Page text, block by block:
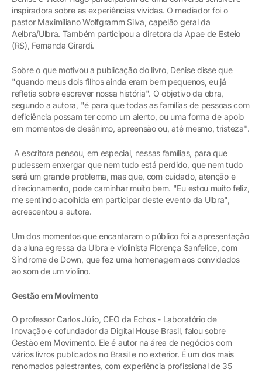
inspiradora sobre as experiências vividas. O mediador foi o
pastor Maximiliano Wolfgramm Silva, capelão geral da
Aelbra/Ulbra. Também participou a diretora da Apae de Esteio
(RS), Fernanda Girardi.
Sobre o que motivou a publicação do livro, Denise disse que
"quando meus dois filhos ainda eram bem pequenos, eu já
refletia sobre escrever nossa história". O objetivo da obra,
segundo a autora, "é para que todas as famílias de pessoas com
deficiência possam ter como um alento, ou uma forma de apoio
em momentos de desânimo, apreensão ou, até mesmo, tristeza''.
A escritora pensou, em especial, nessas famílias, para que
pudessem enxergar que nem tudo está perdido, que nem tudo
será um grande problema, mas que, com cuidado, atenção e
direcionamento, pode caminhar muito bem. "Eu estou muito feliz,
me sentindo acolhida em participar deste evento da Ulbra",
acrescentou a autora.
Um dos momentos que encantaram o público foi a apresentação
da aluna egressa da Ulbra e violinista Florença Sanfelice, com
Síndrome de Down, que fez uma homenagem aos convidados
ao som de um violino.
Gestão em Movimento
O professor Carlos Júlio, CEO da Echos - Laboratório de
Inovação e cofundador da Digital House Brasil, falou sobre
Gestão em Movimento. Ele é autor na área de negócios com
vários livros publicados no Brasil e no exterior. É um dos mais
renomados palestrantes, com experiência profissional de 35